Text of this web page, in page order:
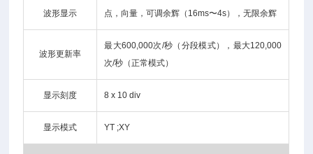
波形显示 点，向量，可调余辉（16ms〜4s），无限余辉
波形更新率
最大600,000次/秒（分段模式），最大120,000
次/秒（正常模式）
显示刻度 8 x 10 div
显示模式 YT ;XY